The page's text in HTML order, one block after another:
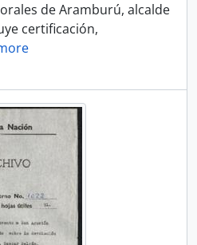
de Aramburú, alcalde
certificación,